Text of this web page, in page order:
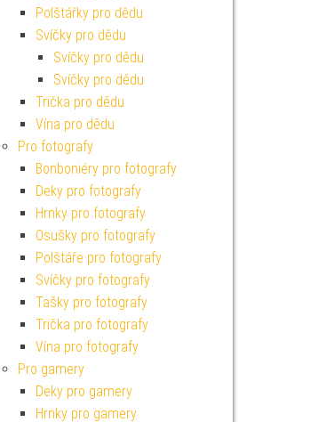
Polštářky pro dědu
Svíčky pro dědu
Svíčky pro dědu
Svíčky pro dědu
Trička pro dědu
Vína pro dědu
Pro fotografy
Bonboniéry pro fotografy
Deky pro fotografy
Hrnky pro fotografy
Osušky pro fotografy
Polštáře pro fotografy
Svíčky pro fotografy
Tašky pro fotografy
Trička pro fotografy
Vína pro fotografy
Pro gamery
Deky pro gamery
Hrnky pro gamery